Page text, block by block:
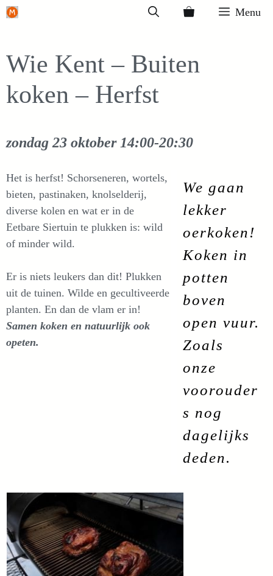
Ga
inhoud
Menu
Wie Kent – Buiten
koken – Herfst
zondag 23 oktober 14:00-20:30
We gaan
lekker
oerkoken!
Koken in
potten
boven
open vuur.
Zoals
onze
voorouder
s nog
dagelijks
deden.
Het is herfst! Schorseneren, wortels,
bieten, pastinaken, knolselderij,
diverse kolen en wat er in de
Eetbare Siertuin te plukken is: wild
of minder wild.
Er is niets leukers dan dit! Plukken
uit de tuinen. Wilde en gecultiveerde
planten. En dan de vlam er in!
Samen koken en natuurlijk ook
opeten.